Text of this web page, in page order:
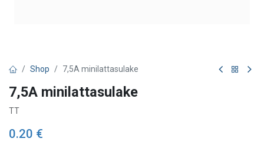
Shop 7,5A minilattasulake
7,5A minilattasulake
TT
0.20 €